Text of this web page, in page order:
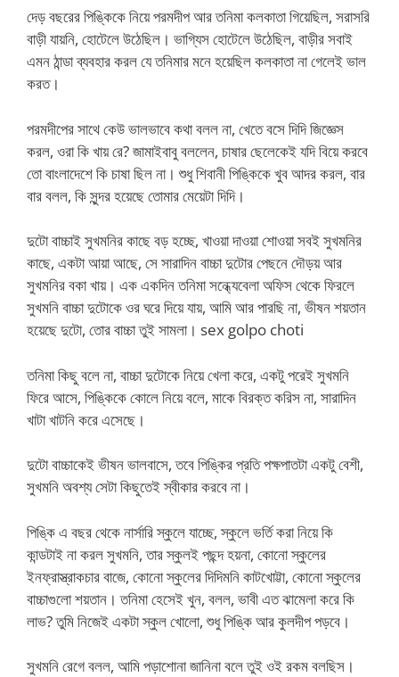
দেড় বছরের পিঙ্কিকে নিয়ে পরমদীপ আর তনিমা কলকাতা গিয়েছিল, সরাসরি
বাড়ী যায়নি, হোটেলে উঠেছিল। ভাগ্যিস হোটেলে উঠেছিল, বাড়ীর সবাই
এমন ঠান্ডা ব্যবহার করল যে তনিমার মনে হয়েছিল কলকাতা না গেলেই ভাল
করত।
পরমদীপের সাথে কেউ ভালভাবে কথা বলল না, খেতে বসে দিদি জিজ্ঞেস
করল, ওরা কি খায় রে? জামাইবাবু বললেন, চাষার ছেলেকেই যদি বিয়ে করবে
তো বাংলাদেশে কি চাষা ছিল না। শুধু শিবানী পিঙ্কিকে খুব আদর করল, বার
বার বলল, কি সুন্দর হয়েছে তোমার মেয়েটা দিদি।
দুটো বাচ্চাই সুখমনির কাছে বড় হচ্ছে, খাওয়া দাওয়া শোওয়া সবই সুখমনির
কাছে, একটা আয়া আছে, সে সারাদিন বাচ্চা দুটোর পেছনে দৌড়য় আর
সুখমনির বকা খায়। এক একদিন তনিমা সন্ধ্যেবেলা অফিস থেকে ফিরলে
সুখমনি বাচ্চা দুটোকে ওর ঘরে দিয়ে যায়, আমি আর পারছি না, ভীষন শয়তান
হয়েছে দুটো, তোর বাচ্চা তুই সামলা। sex golpo choti
তনিমা কিছু বলে না, বাচ্চা দুটোকে নিয়ে খেলা করে, একটু পরেই সুখমনি
ফিরে আসে, পিঙ্কিকে কোলে নিয়ে বলে, মাকে বিরক্ত করিস না, সারাদিন
খাটা খাটনি করে এসেছে।
দুটো বাচ্চাকেই ভীষন ভালবাসে, তবে পিঙ্কির প্রতি পক্ষপাতটা একটু বেশী,
সুখমনি অবশ্য সেটা কিছুতেই স্বীকার করবে না।
পিঙ্কি এ বছর থেকে নার্সারি স্কুলে যাচ্ছে, স্কুলে ভর্তি করা নিয়ে কি
কান্ডটাই না করল সুখমনি, তার স্কুলই পছন্দ হয়না, কোনো স্কুলের
ইনফ্রাস্ত্রাকচার বাজে, কোনো স্কুলের দিদিমনি কাটখোট্টা, কোনো স্কুলের
বাচ্চাগুলো শয়তান। তনিমা হেসেই খুন, বলল, ভাবী এত ঝামেলা করে কি
লাভ? তুমি নিজেই একটা স্কুল খোলো, শুধু পিঙ্কি আর কুলদীপ পড়বে।
সুখমনি রেগে বলল, আমি পড়াশোনা জানিনা বলে তুই ওই রকম বলছিস।